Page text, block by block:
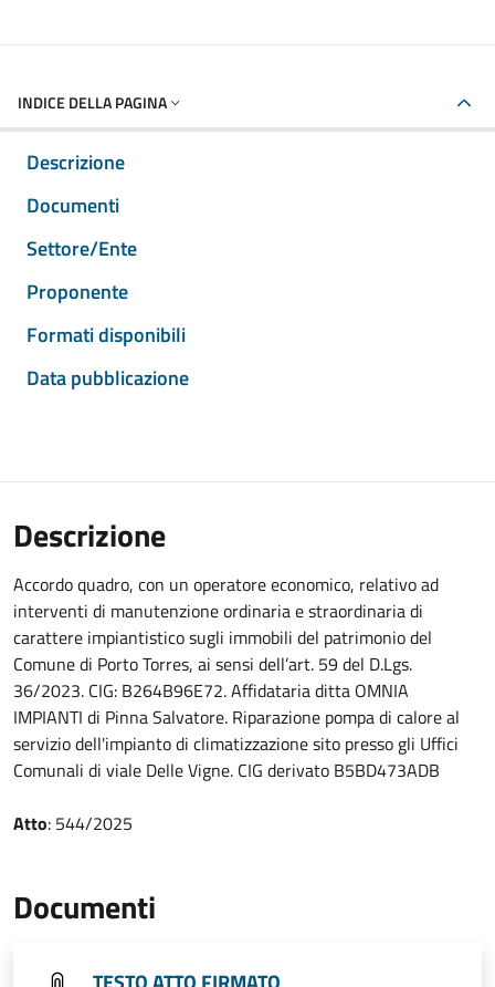
INDICE DELLA PAGINA
Descrizione
Documenti
Settore/Ente
Proponente
Formati disponibili
Data pubblicazione
Descrizione
Accordo quadro, con un operatore economico, relativo ad
interventi di manutenzione ordinaria e straordinaria di
carattere impiantistico sugli immobili del patrimonio del
Comune di Porto Torres, ai sensi dell’art. 59 del D.Lgs.
36/2023. CIG: B264B96E72. Affidataria ditta OMNIA
IMPIANTI di Pinna Salvatore. Riparazione pompa di calore al
servizio dell'impianto di climatizzazione sito presso gli Uffici
Comunali di viale Delle Vigne. CIG derivato B5BD473ADB
Atto: 544/2025
Documenti